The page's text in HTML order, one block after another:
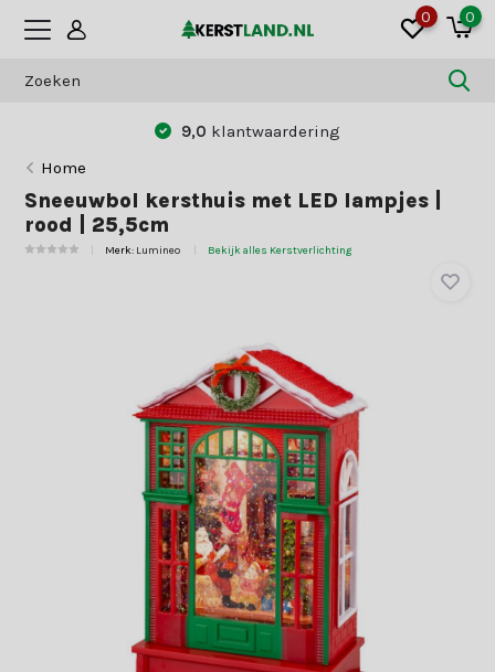
0 0
Betaal zoals jij dat wilt:
Home
Sneeuwbol kersthuis met LED lampjes |
rood | 25,5cm
Merk: Lumineo Bekijk alles Kerstverlichting